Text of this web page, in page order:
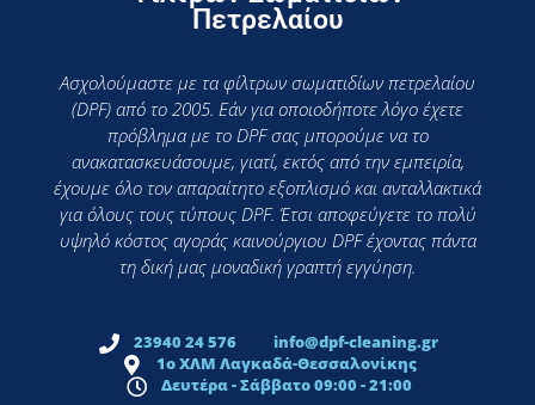
Πετρελαίου
Ασχολούμαστε με τα φίλτρων σωματιδίων πετρελαίου
(DPF) από το 2005. Εάν για οποιοδήποτε λόγο έχετε
πρόβλημα με το DPF σας μπορούμε να το
ανακατασκευάσουμε, γιατί, εκτός από την εμπειρία,
έχουμε όλο τον απαραίτητο εξοπλισμό και ανταλλακτικά
για όλους τους τύπους DPF. Έτσι αποφεύγετε το πολύ
υψηλό κόστος αγοράς καινούργιου DPF έχοντας πάντα
τη δική μας μοναδική γραπτή εγγύηση.
23940 24 576
info@dpf-cleaning.gr
1ο ΧΛΜ Λαγκαδά-Θεσσαλονίκης
Δευτέρα - Σάββατο 09:00 - 21:00